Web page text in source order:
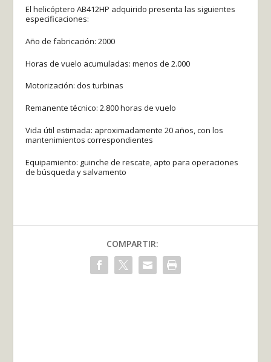
El helicóptero AB412HP adquirido presenta las siguientes
especificaciones:
Año de fabricación: 2000
Horas de vuelo acumuladas: menos de 2.000
Motorización: dos turbinas
Remanente técnico: 2.800 horas de vuelo
Vida útil estimada: aproximadamente 20 años, con los
mantenimientos correspondientes
Equipamiento: guinche de rescate, apto para operaciones
de búsqueda y salvamento
COMPARTIR: